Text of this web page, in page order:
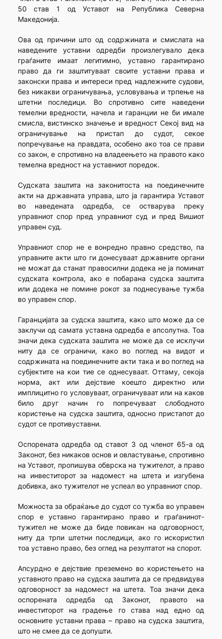
50 став 1 од Уставот на Република Северна
Македонија.
Ова од причини што од содржината и смислата на
наведените уставни одредби произлегувало дека
граѓаните имаат легитимно, уставно гарантирано
право да ги заштитуваат своите уставни права и
законски права и интереси пред надлежните судови,
без никакви ограничувања, условувања и трпење на
штетни последици. Во спротивно сите наведени
темелни вредности, начела и гаранции не би имале
смисла, вистинско значење и вредност Секој вид на
ограничување на пристап до судот, секое
попречување на правдата, особено ако тоа се прави
со закон, е спротивно на владеењето на правото како
темелна вредност на уставниот поредок.
Судската заштита на законитоста на поединечните
акти на државната управа, што ја гарантира Уставот
во наведената одредба, се остварува преку
управниот спор пред управниот суд и пред Вишиот
управен суд.
Управниот спор не е вонредно правно средство, па
управните акти што ги донесуваат државните органи
не можат да станат правосилни додека не ја поминат
судската контрола, ако е побарана судска заштита
или додека не помине рокот за поднесување тужба
во управен спор.
Гаранцијата за судска заштита, како што може да се
заклучи од самата уставна одредба е апсолутна. Тоа
значи дека судската заштита не може да се исклучи
ниту да се ограничи, како во поглед на видот и
содржината на поединечните акти така и во поглед на
субјектите на кои тие се однесуваат. Оттаму, секоја
норма, акт или дејствие коешто директно или
имплицитно го условуваат, ограничуваат или на каков
било друг начин го попречуваат слободното
користење на судска заштита, односно пристапот до
судот се противуставни.
Оспорената одредба од ставот 3 од членот 65-а од
Законот, без никаков основ и овластување, спротивно
на Уставот, пропишува обврска на тужителот, а право
на инвеститорот за надомест на штета и изгубена
добивка, ако тужителот не успеал во управниот спор.
Можноста за обраќање до судот со тужба во управен
спор е уставно гарантирано право и граѓанинот-
тужител не може да биде повикан на одговорност,
ниту да трпи штетни последици, ако го искористил
тоа уставно право, без оглед на резултатот на спорот.
Апсурдно е дејствие преземено во користењето на
уставното право на судска заштита да се предвидува
одговорност за надомест на штета. Тоа значи дека
оспорената одредба од Законот, правото на
инвеститорот на градење го става над едно од
основните уставни права – право на судска заштита,
што не смее да се допушти.